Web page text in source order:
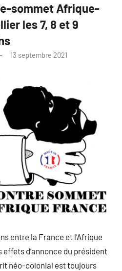
sommet Afrique-
les 7, 8 et 9
13 septembre 2021
entre la France et l’Afrique
effets d’annonce du président
néo-colonial est toujours